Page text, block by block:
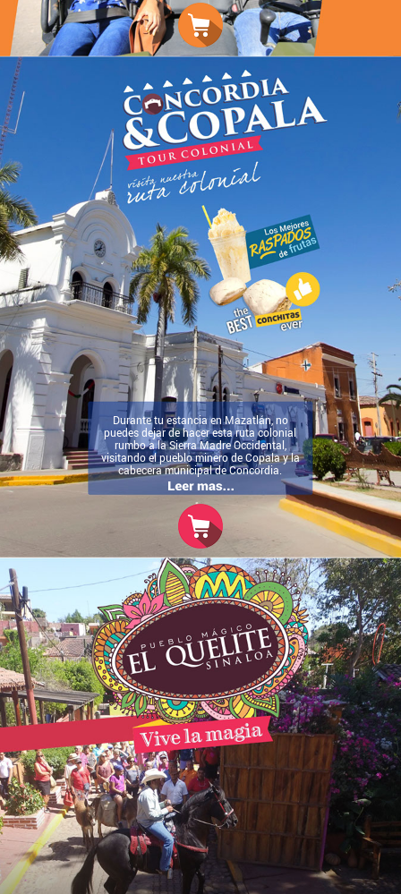
Durante tu estancia en Mazatlán, no
puedes dejar de hacer esta ruta colonial
rumbo a la Sierra Madre Occidental,
visitando el pueblo minero de Copala y la
cabecera municipal de Concordia.